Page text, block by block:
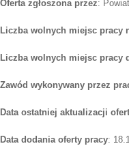
Oferta zgłoszona przez:
Liczba wolnych miejsc pracy
Liczba wolnych miejsc pracy
Zawód wykonywany przez
Data ostatniej aktualizacji
Data dodania oferty pracy: